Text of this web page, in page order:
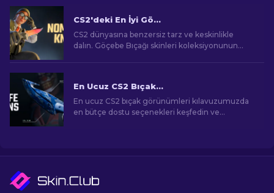
CS2'deki En İyi Göçebe Bıçağı Skinleri
CS2 dünyasına benzersiz tarz ve keskinlikle
dalın. Göçebe Bıçağı skinleri koleksiyonunun
En Ucuz CS2 Bıçak Görünümleri [2026]
En ucuz CS2 bıçak görünümleri kılavuzumuzda
en bütçe dostu seçenekleri keşfedin ve